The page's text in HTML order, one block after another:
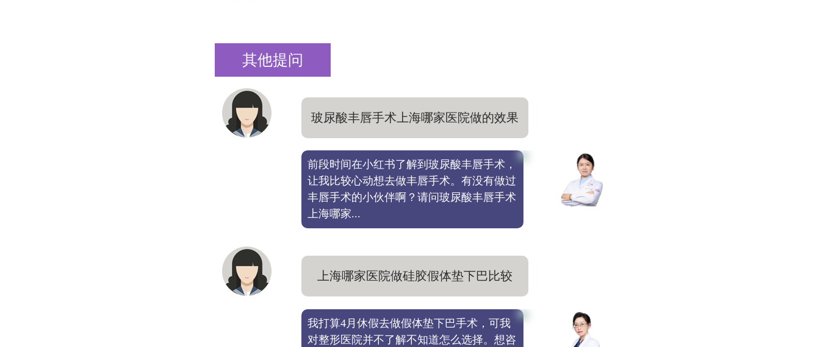
其他提问
玻尿酸丰唇手术上海哪家医院做的效果
好，靠谱医院推荐
前段时间在小红书了解到玻尿酸丰唇手术，
让我比较心动想去做丰唇手术。有没有做过
丰唇手术的小伙伴啊？请问玻尿酸丰唇手术
上海哪家...
上海哪家医院做硅胶假体垫下巴比较
好，求实力医院分享
我打算4月休假去做假体垫下巴手术，可我
对整形医院并不了解不知道怎么选择。想咨